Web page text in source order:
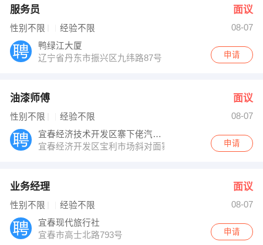
服务员 面议
性别不限 经验不限
08-07
鸭绿江大厦
辽宁省丹东市振兴区九纬路87号 邮编：118002
申请
油漆师傅 面议
性别不限 经验不限
08-07
宜春经济技术开发区寨下佬汽车修理厂
宜春经济开发区宝利市场斜对面寨下佬钣金喷漆申请
业务经理 面议
性别不限 经验不限
08-07
宜春现代旅行社
宜春市高士北路793号
申请